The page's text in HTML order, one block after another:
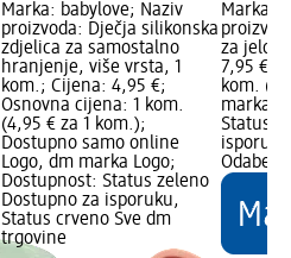
Marka: babylove; Naziv
proizvoda: Dječja silikonska
zdjelica za samostalno
hranjenje, više vrsta, 1
kom.; Cijena: 4,95 €;
Osnovna cijena: 1 kom.
(4,95 € za 1 kom.);
Dostupno samo online
Logo, dm marka Logo;
Dostupnost: Status zeleno
Dostupno za isporuku,
Status crveno Sve dm
trgovine
Marka:
za jelo,
7,95 €;
kom.
marka
Status
Odaberi